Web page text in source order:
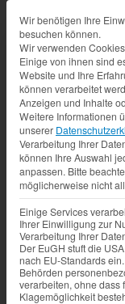
Wir benötigen Ihre
besuchen können.
Wir verwenden
Einige von ihnen sind
Website und Ihre
können verarbeitet
Anzeigen und Inhalte
Weitere Informationen
unserer
Verarbeitung Ihrer
können Ihre Auswahl
anpassen. Bitte
möglicherweise nicht
Einige Services
Ihrer Einwilligung zur
Verarbeitung Ihrer
Der EuGH stuft die
nach EU-Standards
Behörden
verarbeiten, ohne dass
Klagemöglichkeit